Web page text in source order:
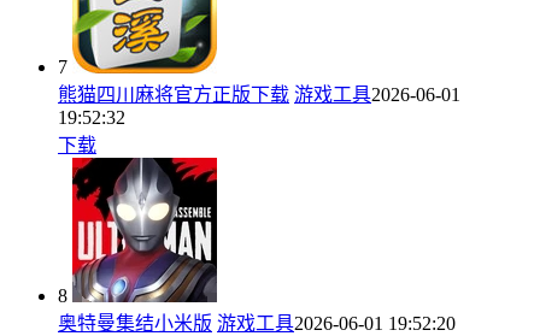
7
熊猫四川麻将官方正版下载 游戏工具2026-06-01
19:52:32
下载
8
奥特曼集结小米版 游戏工具2026-06-01 19:52:20